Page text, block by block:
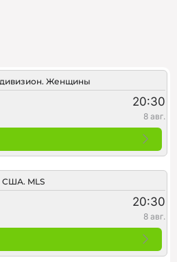
Женщины
20:30
8 авг.
США. MLS
20:30
8 авг.